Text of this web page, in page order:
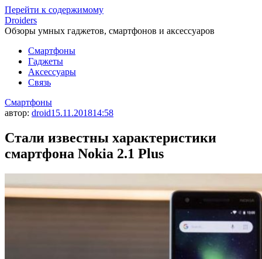
Перейти к содержимому
Droiders
Обзоры умных гаджетов, смартфонов и аксессуаров
Смартфоны
Гаджеты
Аксессуары
Связь
Смартфоны
автор: droid15.11.201814:58
Стали известны характеристики
смартфона Nokia 2.1 Plus